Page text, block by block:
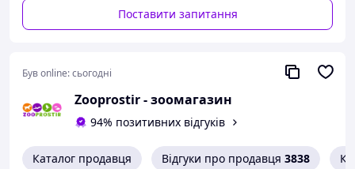
Поставити запитання
Був online:сьогодні
Zooprostir - зоомагазин
94% позитивних відгуків
Каталог продавця Відгуки про продавця 3838